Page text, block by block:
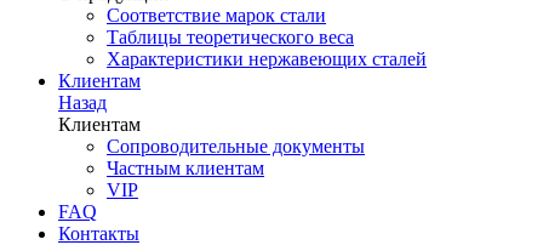
Соответствие марок стали
Таблицы теоретического веса
Характеристики нержавеющих сталей
Клиентам
Назад
Клиентам
Сопроводительные документы
Частным клиентам
VIP
FAQ
Контакты